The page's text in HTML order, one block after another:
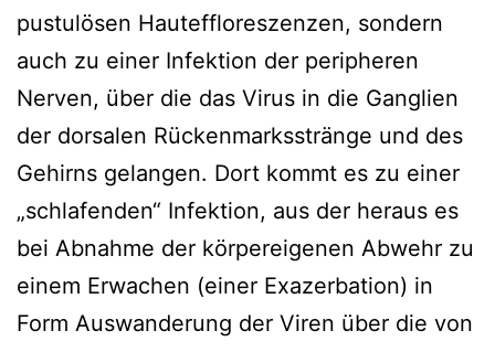
pustulösen Hauteffloreszenzen, sondern
auch zu einer Infektion der peripheren
Nerven, über die das Virus in die Ganglien
der dorsalen Rückenmarksstränge und des
Gehirns gelangen. Dort kommt es zu einer
„schlafenden“ Infektion, aus der heraus es
bei Abnahme der körpereigenen Abwehr zu
einem Erwachen (einer Exazerbation) in
Form Auswanderung der Viren über die von